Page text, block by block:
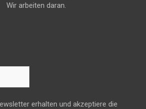
Wir arbeiten daran.
erhalten und akzeptiere die